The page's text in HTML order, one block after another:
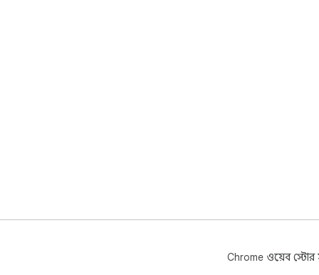
Chrome ওয়েব স্টোর